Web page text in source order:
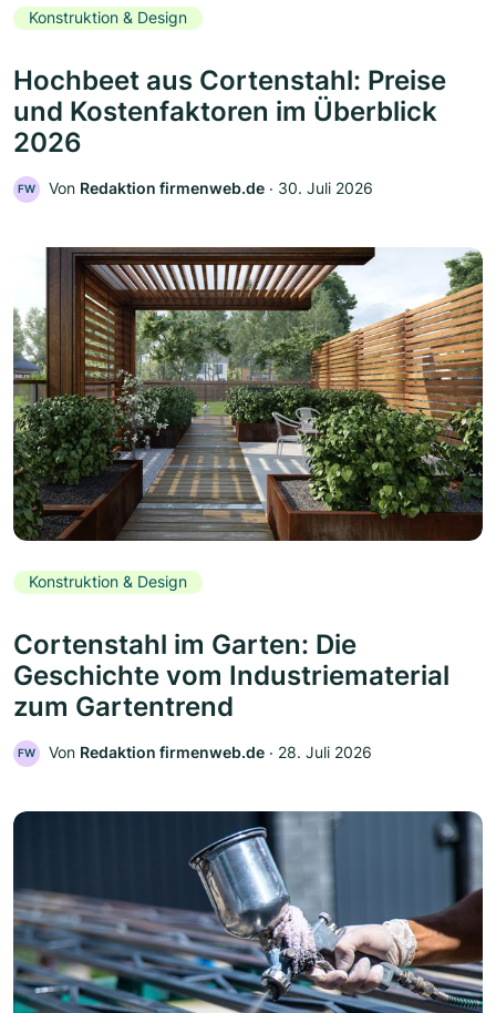
Konstruktion & Design
Hochbeet aus Cortenstahl: Preise
und Kostenfaktoren im Überblick
2026
FW Von Redaktion firmenweb.de ‧ 30. Juli 2026
Konstruktion & Design
Cortenstahl im Garten: Die
Geschichte vom Industriematerial
zum Gartentrend
FW Von Redaktion firmenweb.de ‧ 28. Juli 2026